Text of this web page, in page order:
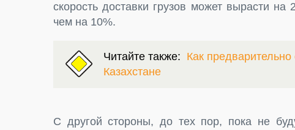
скорость доставки грузов может вырасти на
чем на 10%.
Читайте также: Как
Казахстане
С другой стороны, до тех пор, пока не